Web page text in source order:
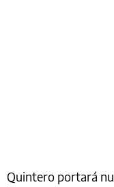
Quintero portará